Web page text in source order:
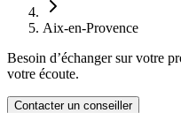
Aix-en-Provence
Besoin d’échanger sur votre
votre écoute.
Contacter un conseiller